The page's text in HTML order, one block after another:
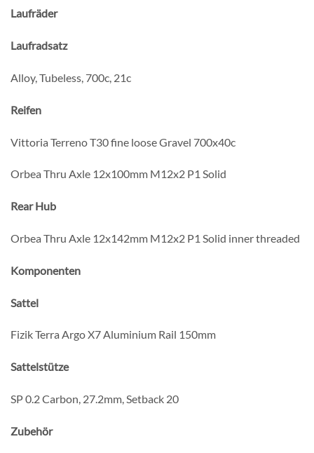
Laufräder
Laufradsatz
Alloy, Tubeless, 700c, 21c
Reifen
Vittoria Terreno T30 fine loose Gravel 700x40c
Orbea Thru Axle 12x100mm M12x2 P1 Solid
Rear Hub
Orbea Thru Axle 12x142mm M12x2 P1 Solid inner threaded
Komponenten
Sattel
Fizik Terra Argo X7 Aluminium Rail 150mm
Sattelstütze
SP 0.2 Carbon, 27.2mm, Setback 20
Zubehör